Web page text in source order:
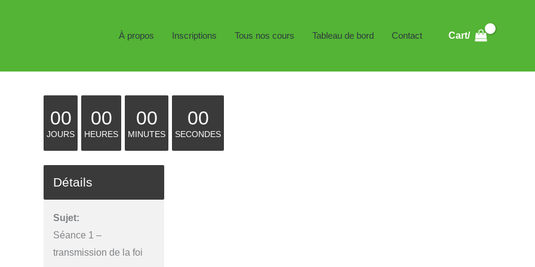
À propos Inscriptions Tous nos cours Tableau de bord Contact Cart/
00
JOURS
00
HEURES
00
MINUTES
00
SECONDES
Détails
Sujet:
Séance 1 –
transmission de la foi